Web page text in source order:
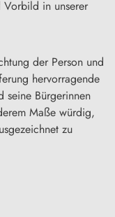
in unserer
der Person und
hervorragende
seine Bürgerinnen
Maße würdig,
zu